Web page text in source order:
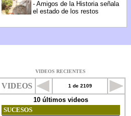
VIDEOS RECIENTES